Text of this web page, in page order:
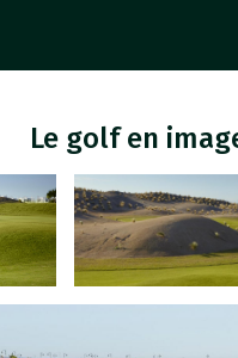
Le golf en